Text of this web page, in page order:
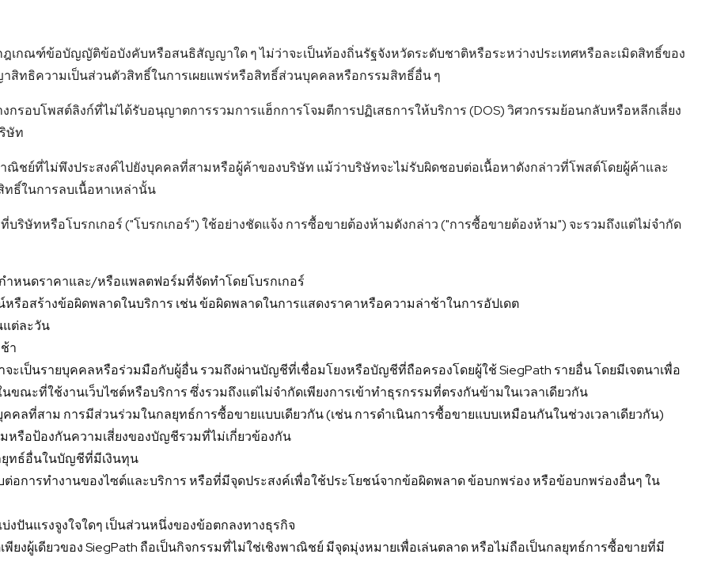
เกณฑ์ข้อบัญญัติข้อบังคับหรือสนธิสัญญาใด ๆ ไม่ว่าจะเป็นท้องถิ่นรัฐจังหวัดระดับชาติหรือระหว่างประเทศหรือละเมิดสิทธิ์ของ
ทธิความเป็นส่วนตัวสิทธิ์ในการเผยแพร่หรือสิทธิ์ส่วนบุคคลหรือกรรมสิทธิ์อื่น ๆ
อบโพสต์ลิงก์ที่ไม่ได้รับอนุญาตการรวมการแฮ็กการโจมตีการปฏิเสธการให้บริการ (DOS) วิศวกรรมย้อนกลับหรือหลีกเลี่ยง
ษัท
ณิชย์ที่ไม่พึงประสงค์ไปยังบุคคลที่สามหรือผู้ค้าของบริษัท แม้ว่าบริษัทจะไม่รับผิดชอบต่อเนื้อหาดังกล่าวที่โพสต์โดยผู้ค้าและ
ธิ์ในการลบเนื้อหาเหล่านั้น
ษัทหรือโบรกเกอร์ ("โบรกเกอร์") ใช้อย่างชัดแจ้ง การซื้อขายต้องห้ามดังกล่าว ("การซื้อขายต้องห้าม") จะรวมถึงแต่ไม่จํากัด
หนดราคาและ/หรือแพลตฟอร์มที่จัดทำโดยโบรกเกอร์
รือสร้างข้อผิดพลาดในบริการ เช่น ข้อผิดพลาดในการแสดงราคาหรือความล่าช้าในการอัปเดต
ต่ละวัน
า
ะเป็นรายบุคคลหรือร่วมมือกับผู้อื่น รวมถึงผ่านบัญชีที่เชื่อมโยงหรือบัญชีที่ถือครองโดยผู้ใช้ SiegPath รายอื่น โดยมีเจตนาเพื่อ
ขณะที่ใช้งานเว็บไซต์หรือบริการ ซึ่งรวมถึงแต่ไม่จำกัดเพียงการเข้าทำธุรกรรมที่ตรงกันข้ามในเวลาเดียวกัน
ลที่สาม การมีส่วนร่วมในกลยุทธ์การซื้อขายแบบเดียวกัน (เช่น การดำเนินการซื้อขายแบบเหมือนกันในช่วงเวลาเดียวกัน)
รือป้องกันความเสี่ยงของบัญชีรวมที่ไม่เกี่ยวข้องกัน
ยุทธ์อื่นในบัญชีที่มีเงินทุน
ต่อการทำงานของไซต์และบริการ หรือที่มีจุดประสงค์เพื่อใช้ประโยชน์จากข้อผิดพลาด ข้อบกพร่อง หรือข้อบกพร่องอื่นๆ ใน
ปันแรงจูงใจใดๆ เป็นส่วนหนึ่งของข้อตกลงทางธุรกิจ
งผู้เดียวของ SiegPath ถือเป็นกิจกรรมที่ไม่ใช่เชิงพาณิชย์ มีจุดมุ่งหมายเพื่อเล่นตลาด หรือไม่ถือเป็นกลยุทธ์การซื้อขายที่มี